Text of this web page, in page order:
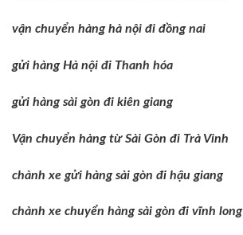
vận chuyển hàng hà nội đi đồng nai
gửi hàng Hà nội đi Thanh hóa
gửi hàng sài gòn đi kiên giang
Vận chuyển hàng từ Sài Gòn đi Trà Vinh
chành xe gửi hàng sài gòn đi hậu giang
chành xe chuyển hàng sài gòn đi vĩnh long